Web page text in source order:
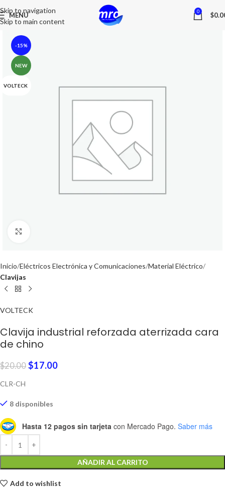
Skip to navigation
Skip to main content
MENU 0 $
-15%
NEW
VOLTECK
Inicio Eléctricos Electrónica y Comunicaciones Material Eléctrico
Clavijas
VOLTECK
Clavija industrial reforzada aterrizada cara
de chino
$20.00 $17.00
CLR-CH
8 disponibles
Hasta 12 pagos sin tarjeta con Mercado Pago. Saber más
AÑADIR AL CARRITO
Add to wishlist